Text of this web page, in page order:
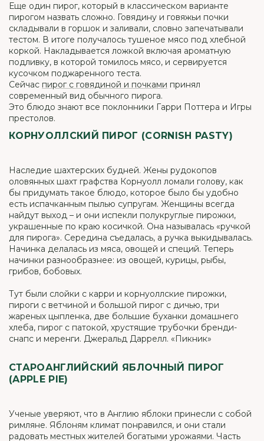
Еще один пирог, который в классическом варианте
пирогом назвать сложно. Говядину и говяжьи почки
складывали в горшок и заливали, словно запечатывали
тестом. В итоге получалось тушеное мясо под хлебной
коркой. Накладывается ложкой включая ароматную
подливку, в которой томилось мясо, и сервируется
кусочком поджаренного теста.
Сейчас пирог с говядиной и почками принял
современный вид обычного пирога.
Это блюдо знают все поклонники Гарри Поттера и Игры
престолов.
КОРНУОЛЛСКИЙ ПИРОГ (CORNISH PASTY)
Наследие шахтерских будней. Жены рудокопов
оловянных шахт графства Корнуолл ломали голову, как
бы придумать такое блюдо, которое было бы удобно
есть испачканным пылью супругам. Женщины всегда
найдут выход – и они испекли полукруглые пирожки,
украшенные по краю косичкой. Она называлась «ручкой
для пирога». Середина съедалась, а ручка выкидывалась.
Начинка делалась из мяса, овощей и специй. Теперь
начинки разнообразнее: из овощей, курицы, рыбы,
грибов, бобовых.
Тут были слойки с карри и корнуоллские пирожки,
пироги с ветчиной и большой пирог с дичью, три
жареных цыпленка, две большие буханки домашнего
хлеба, пирог с патокой, хрустящие трубочки бренди-
снапс и меренги. Джеральд Даррелл. «Пикник»
СТАРОАНГЛИЙСКИЙ ЯБЛОЧНЫЙ ПИРОГ
(APPLE PIE)
Ученые уверяют, что в Англию яблоки принесли с собой
римляне. Яблоням климат понравился, и они стали
радовать местных жителей богатыми урожаями. Часть